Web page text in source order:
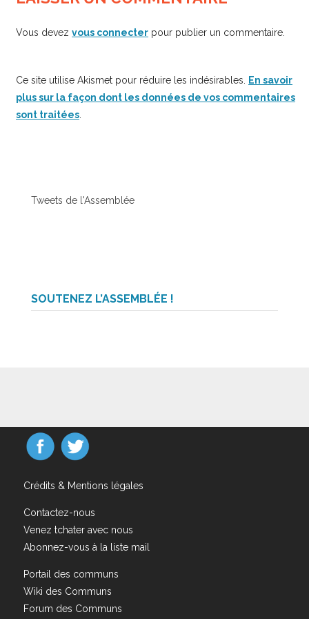
Vous devezvous connecter pour publier un commentaire.
Ce site utilise Akismet pour réduire les indésirables. En savoir
plus sur la façon dont les données de vos commentaires
sont traitées.
Tweets de l'Assemblée
SOUTENEZ L’ASSEMBLÉE !
Crédits & Mentions légales
Contactez-nous
Venez tchater avec nous
Abonnez-vous à la liste mail
Portail des communs
Wiki des Communs
Forum des Communs